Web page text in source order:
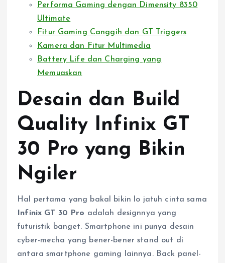
Performa Gaming dengan Dimensity 8350
Ultimate
Fitur Gaming Canggih dan GT Triggers
Kamera dan Fitur Multimedia
Battery Life dan Charging yang
Memuaskan
Desain dan Build
Quality Infinix GT
30 Pro yang Bikin
Ngiler
Hal pertama yang bakal bikin lo jatuh cinta sama
Infinix GT 30 Pro adalah designnya yang
futuristik banget. Smartphone ini punya desain
cyber-mecha yang bener-bener stand out di
antara smartphone gaming lainnya. Back panel-